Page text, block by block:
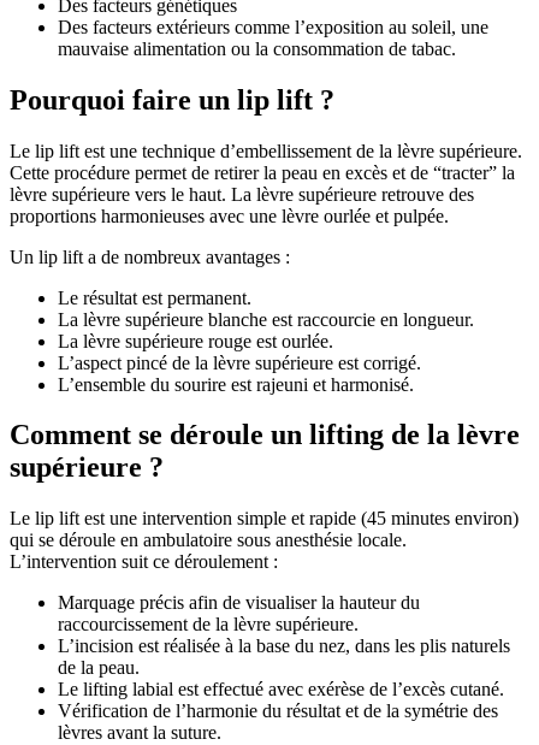
Des facteurs génétiques
Des facteurs extérieurs comme l’exposition au soleil, une
mauvaise alimentation ou la consommation de tabac.
Pourquoi faire un lip lift ?
Le lip lift est une technique d’embellissement de la lèvre supérieure.
Cette procédure permet de retirer la peau en excès et de “tracter” la
lèvre supérieure vers le haut. La lèvre supérieure retrouve des
proportions harmonieuses avec une lèvre ourlée et pulpée.
Un lip lift a de nombreux avantages :
Le résultat est permanent.
La lèvre supérieure blanche est raccourcie en longueur.
La lèvre supérieure rouge est ourlée.
L’aspect pincé de la lèvre supérieure est corrigé.
L’ensemble du sourire est rajeuni et harmonisé.
Comment se déroule un lifting de la lèvre
supérieure ?
Le lip lift est une intervention simple et rapide (45 minutes environ)
qui se déroule en ambulatoire sous anesthésie locale.
L’intervention suit ce déroulement :
Marquage précis afin de visualiser la hauteur du
raccourcissement de la lèvre supérieure.
L’incision est réalisée à la base du nez, dans les plis naturels
de la peau.
Le lifting labial est effectué avec exérèse de l’excès cutané.
Vérification de l’harmonie du résultat et de la symétrie des
lèvres avant la suture.